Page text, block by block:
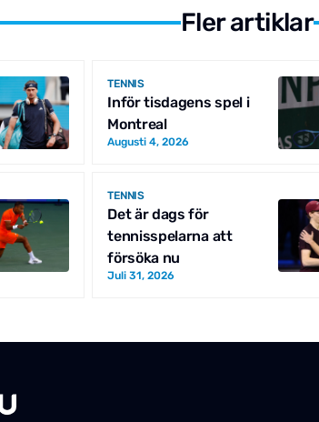
Fler artiklar
TENNIS
Inför tisdagens spel i
Montreal
Augusti 4, 2026
TENNIS
Det är dags för
tennisspelarna att
försöka nu
Juli 31, 2026